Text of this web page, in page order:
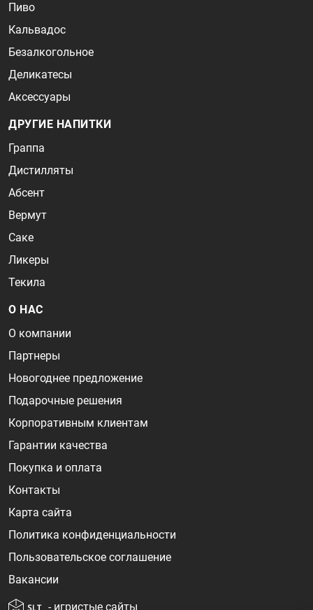
Пиво
Кальвадос
Безалкогольное
Деликатесы
Аксессуары
ДРУГИЕ НАПИТКИ
Граппа
Дистилляты
Абсент
Вермут
Саке
Ликеры
Текила
О НАС
О компании
Партнеры
Новогоднее предложение
Подарочные решения
Корпоративным клиентам
Гарантии качества
Покупка и оплата
Контакты
Карта сайта
Политика конфиденциальности
Пользовательское соглашение
Вакансии
- игристые сайты